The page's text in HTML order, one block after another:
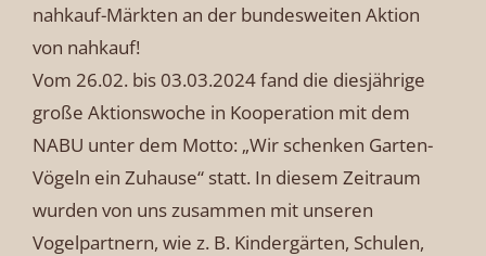
nahkauf-Märkten an der bundesweiten Aktion
von nahkauf!
Vom 26.02. bis 03.03.2024 fand die diesjährige
große Aktionswoche in Kooperation mit dem
NABU unter dem Motto: „Wir schenken Garten-
Vögeln ein Zuhause“ statt. In diesem Zeitraum
wurden von uns zusammen mit unseren
Vogelpartnern, wie z. B. Kindergärten, Schulen,